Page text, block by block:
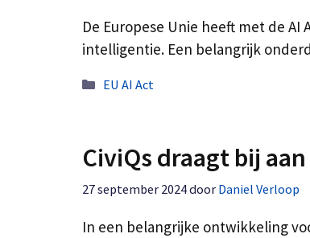
De Europese Unie heeft met de
intelligentie. Een belangrijk
Categorieën
EU AI Act
CiviQs draagt bij
27 september 2024door Daniel Verloop
In een belangrijke ontwikkeling